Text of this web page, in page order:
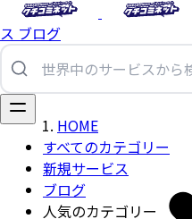
ス ブログ
すべてのカテゴリー
新規サービス
ブログ
人気のカテゴリー
HOME